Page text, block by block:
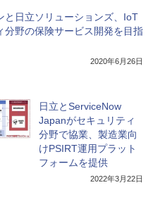
と日立ソリューションズ、IoT
分野の保険サービス開発を目指
2020年6月26日
日立とServiceNow
Japanがセキュリティ
分野で協業、製造業向
けPSIRT運用プラット
フォームを提供
2022年3月22日